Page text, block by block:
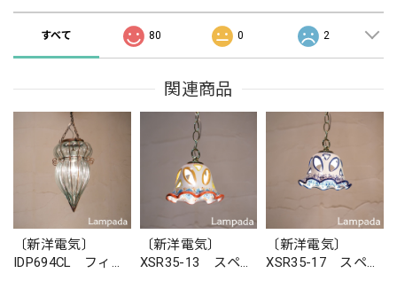
すべて 80 0 2
関連商品
〔新洋電気〕
IDP694CL フィリ
〔新洋電気〕
XSR35-13 スペイ
〔新洋電気〕
XSR35-17 スペイ